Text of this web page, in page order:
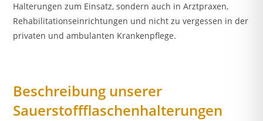
Halterungen zum Einsatz, sondern auch in Arztpraxen,
Rehabilitationseinrichtungen und nicht zu vergessen in der
privaten und ambulanten Krankenpflege.
Beschreibung unserer
Sauerstoffflaschenhalterungen